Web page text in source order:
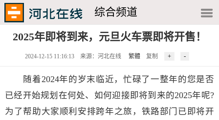
综合频道
2025年即将到来，元旦火车票即将开售！
2024-12-15 11:16:13 来源：河北在线 繁體 复制
随着2024年的岁末临近，忙碌了一整年的您是否
已经开始规划在何处、如何迎接即将到来的2025年呢?
为了帮助大家顺利安排跨年之旅，铁路部门已即将开